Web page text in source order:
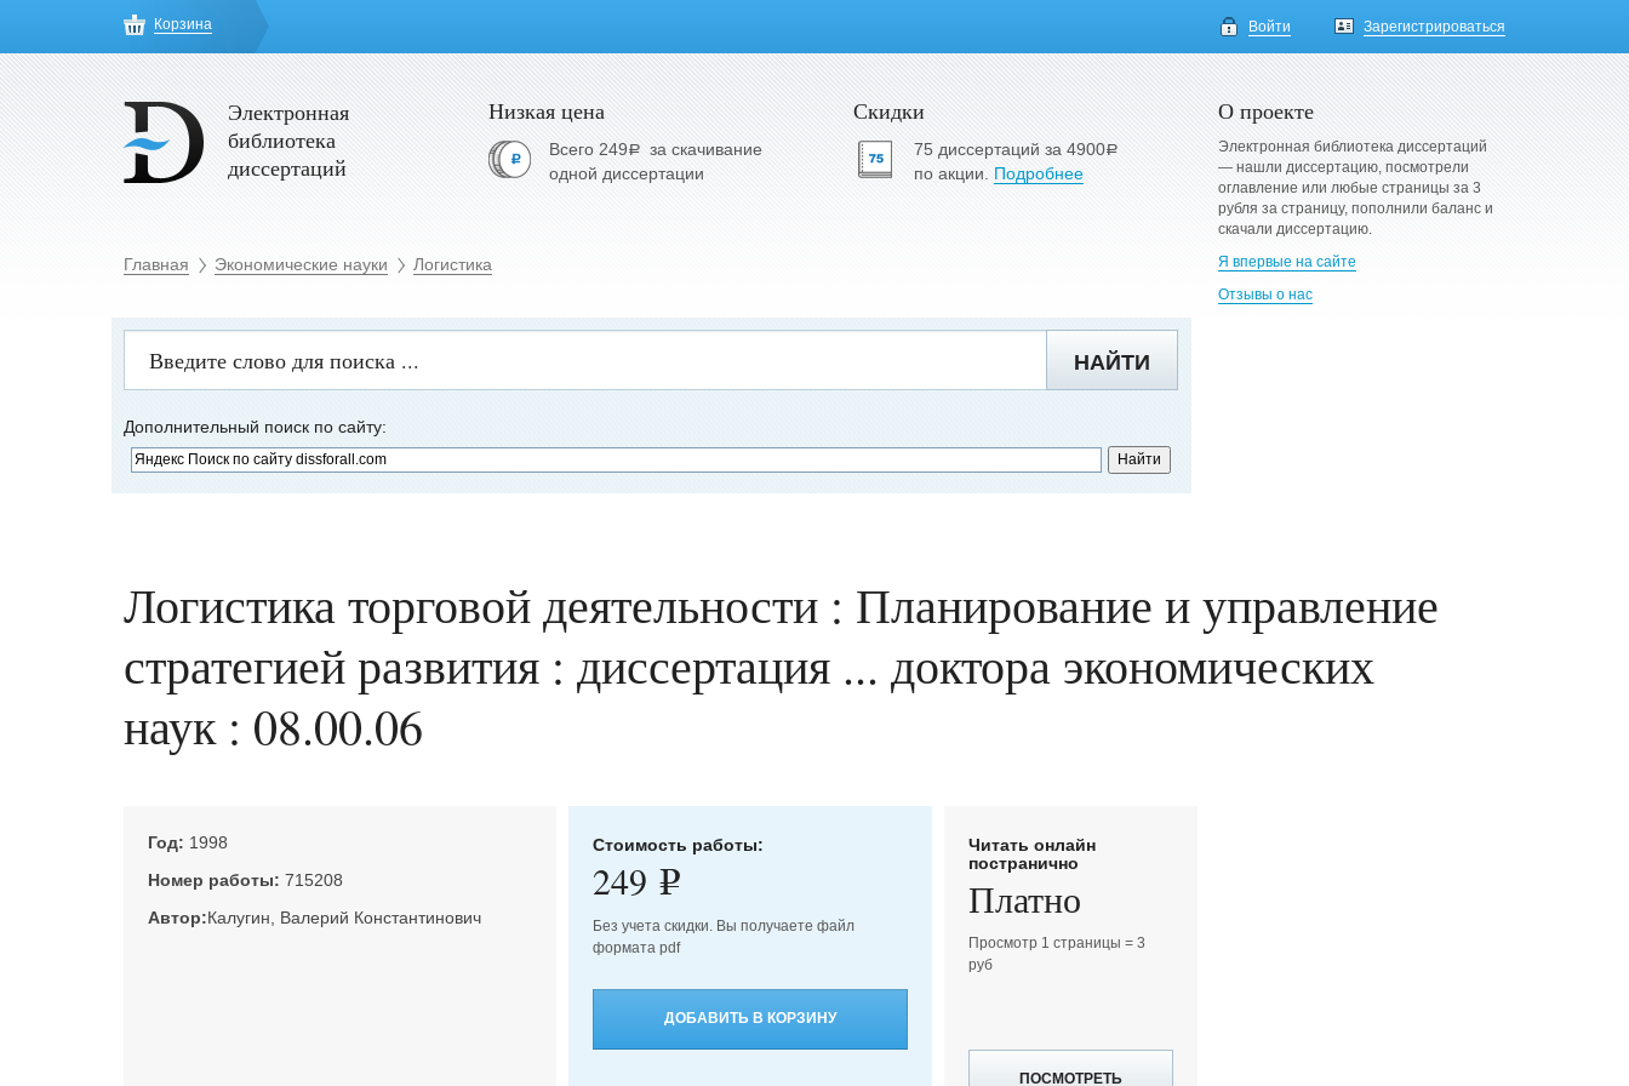
Корзина Войти Зарегистрироваться
Электронная
библиотека
диссертаций
Низкая цена
Всего 249a за скачивание
одной диссертации
Скидки
75 диссертаций за 4900a
по акции. Подробнее
Главная Экономические науки Логистика
О проекте
Электронная библиотека диссертаций
— нашли диссертацию, посмотрели
оглавление или любые страницы за 3
рубля за страницу, пополнили баланс и
скачали диссертацию.
Я впервые на сайте
Отзывы о нас
НАЙТИ
Дополнительный поиск по сайту:
Логистика торговой деятельности : Планирование и управление
стратегией развития : диссертация ... доктора экономических
наук : 08.00.06
Год: 1998
Номер работы: 715208
Автор:Калугин, Валерий Константинович
Стоимость работы:
249 e
Без учета скидки. Вы получаете файл
формата pdf
ДОБАВИТЬ В КОРЗИНУ
Читать онлайн
постранично
Платно
Просмотр 1 страницы = 3
руб
ПОСМОТРЕТЬ